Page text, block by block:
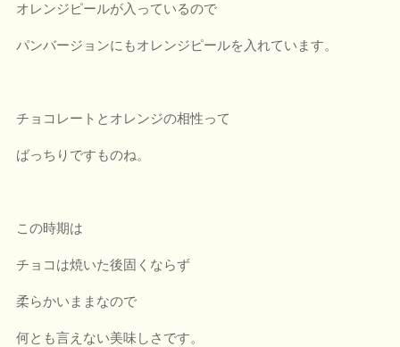
オレンジピールが入っているので
パンバージョンにもオレンジピールを入れています。
チョコレートとオレンジの相性って
ばっちりですものね。
この時期は
チョコは焼いた後固くならず
柔らかいままなので
何とも言えない美味しさです。